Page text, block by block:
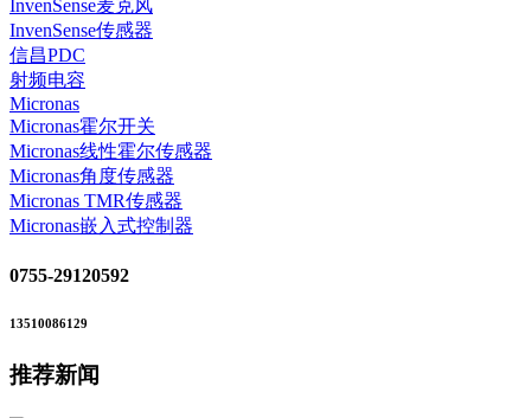
InvenSense麦克风
InvenSense传感器
信昌PDC
射频电容
Micronas
Micronas霍尔开关
Micronas线性霍尔传感器
Micronas角度传感器
Micronas TMR传感器
Micronas嵌入式控制器
0755-29120592
13510086129
推荐新闻